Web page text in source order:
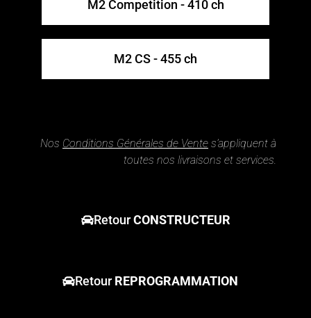
M2 Competition - 410 ch
M2 CS - 455 ch
Nos Conditions Générales de Vente s’appliquent à
toutes nos livraisons et services.
RetourCONSTRUCTEUR
RetourREPROGRAMMATION